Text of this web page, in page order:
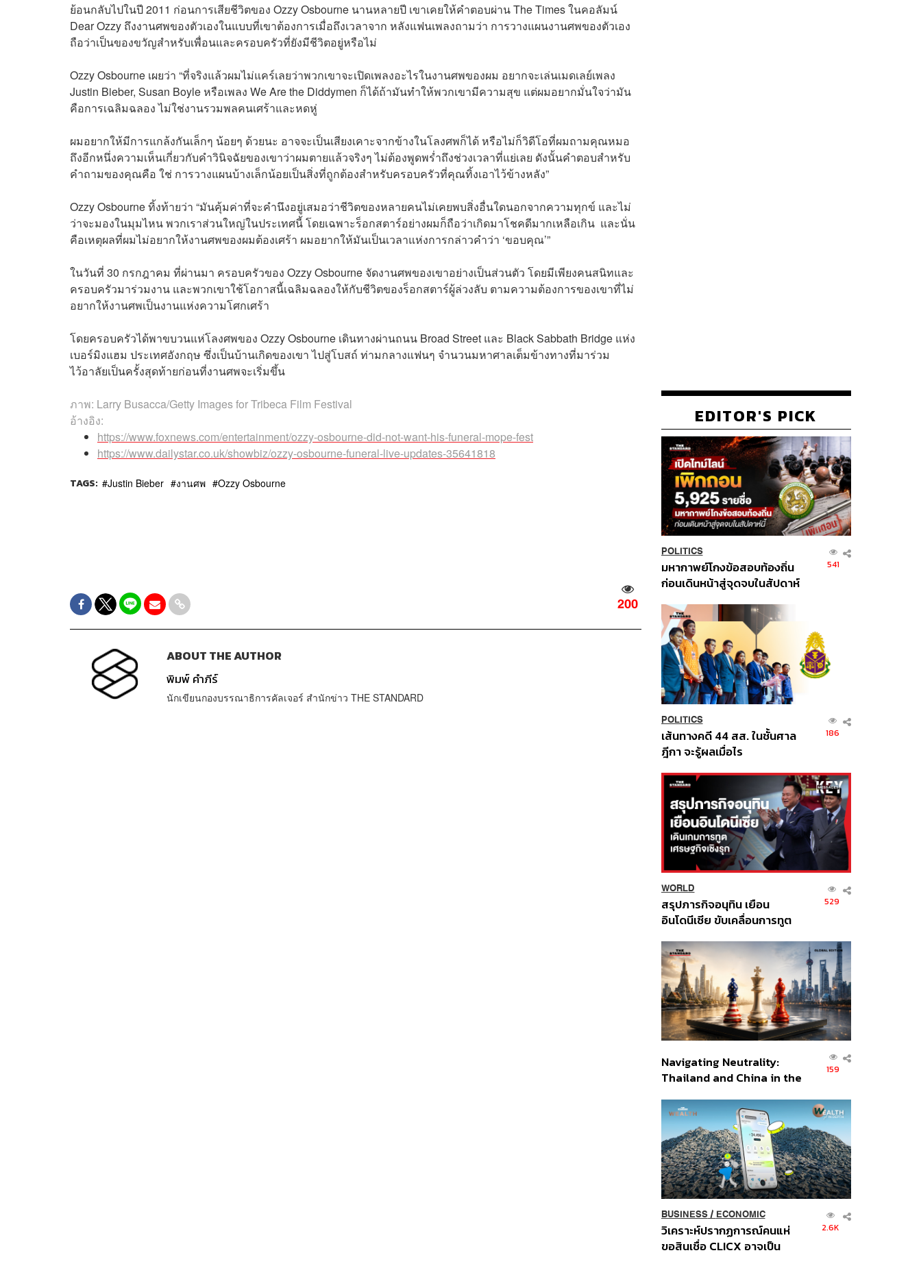
ย้อนกลับไปในปี 2011 ก่อนการเสียชีวิตของ Ozzy Osbourne นานหลายปี เขาเคยให้คำตอบผ่าน The Times ในคอลัมน์
Dear Ozzy ถึงงานศพของตัวเองในแบบที่เขาต้องการเมื่อถึงเวลาจาก หลังแฟนเพลงถามว่า การวางแผนงานศพของตัวเอง
ถือว่าเป็นของขวัญสำหรับเพื่อนและครอบครัวที่ยังมีชีวิตอยู่หรือไม่
Ozzy Osbourne เผยว่า “ที่จริงแล้วผมไม่แคร์เลยว่าพวกเขาจะเปิดเพลงอะไรในงานศพของผม อยากจะเล่นเมดเลย์เพลง
Justin Bieber, Susan Boyle หรือเพลง We Are the Diddymen ก็ได้ถ้ามันทำให้พวกเขามีความสุข แต่ผมอยากมั่นใจว่ามัน
คือการเฉลิมฉลอง ไม่ใช่งานรวมพลคนเศร้าและหดหู่
ผมอยากให้มีการแกล้งกันเล็กๆ น้อยๆ ด้วยนะ อาจจะเป็นเสียงเคาะจากข้างในโลงศพก็ได้ หรือไม่ก็วิดีโอที่ผมถามคุณหมอ
ถึงอีกหนึ่งความเห็นเกี่ยวกับคำวินิจฉัยของเขาว่าผมตายแล้วจริงๆ ไม่ต้องพูดพร่ำถึงช่วงเวลาที่แย่เลย ดังนั้นคำตอบสำหรับ
คำถามของคุณคือ ใช่ การวางแผนบ้างเล็กน้อยเป็นสิ่งที่ถูกต้องสำหรับครอบครัวที่คุณทิ้งเอาไว้ข้างหลัง”
Ozzy Osbourne ทิ้งท้ายว่า “มันคุ้มค่าที่จะคำนึงอยู่เสมอว่าชีวิตของหลายคนไม่เคยพบสิ่งอื่นใดนอกจากความทุกข์ และไม่
ว่าจะมองในมุมไหน พวกเราส่วนใหญ่ในประเทศนี้ โดยเฉพาะร็อกสตาร์อย่างผมก็ถือว่าเกิดมาโชคดีมากเหลือเกิน และนั่น
คือเหตุผลที่ผมไม่อยากให้งานศพของผมต้องเศร้า ผมอยากให้มันเป็นเวลาแห่งการกล่าวคำว่า ‘ขอบคุณ’”
ในวันที่ 30 กรกฎาคม ที่ผ่านมา ครอบครัวของ Ozzy Osbourne จัดงานศพของเขาอย่างเป็นส่วนตัว โดยมีเพียงคนสนิทและ
ครอบครัวมาร่วมงาน และพวกเขาใช้โอกาสนี้เฉลิมฉลองให้กับชีวิตของร็อกสตาร์ผู้ล่วงลับ ตามความต้องการของเขาที่ไม่
อยากให้งานศพเป็นงานแห่งความโศกเศร้า
โดยครอบครัวได้พาขบวนแห่โลงศพของ Ozzy Osbourne เดินทางผ่านถนน Broad Street และ Black Sabbath Bridge แห่ง
เบอร์มิงแฮม ประเทศอังกฤษ ซึ่งเป็นบ้านเกิดของเขา ไปสู่โบสถ์ ท่ามกลางแฟนๆ จำนวนมหาศาลเต็มข้างทางที่มาร่วม
ไว้อาลัยเป็นครั้งสุดท้ายก่อนที่งานศพจะเริ่มขึ้น
ภาพ: Larry Busacca/Getty Images for Tribeca Film Festival
อ้างอิง:
https://www.foxnews.com/entertainment/ozzy-osbourne-did-not-want-his-funeral-mope-fest
https://www.dailystar.co.uk/showbiz/ozzy-osbourne-funeral-live-updates-35641818
TAGS: Justin Bieber งานศพ Ozzy Osbourne
200
ABOUT THE AUTHOR
พิมพ์ คำภีร์
นักเขียนกองบรรณาธิการคัลเจอร์ สำนักข่าว THE STANDARD
EDITOR'S PICK
POLITICS
มหากาพย์โกงข้อสอบท้องถิ่น
ก่อนเดินหน้าสู่จุดจบในสัปดาห์
541
POLITICS
เส้นทางคดี 44 สส. ในชั้นศาล
ฎีกา จะรู้ผลเมื่อไร
186
WORLD
สรุปภารกิจอนุทิน เยือน
อินโดนีเซีย ขับเคลื่อนการทูต
ส่วนยุทธศาสตร์ไทย –
อินโดนีเซีย
529
Navigating Neutrality:
Thailand and China in the
Order
159
BUSINESS/ ECONOMIC
วิเคราะห์ปรากฏการณ์คนแห่
ขอสินเชื่อ CLICX อาจเป็น
2.6K